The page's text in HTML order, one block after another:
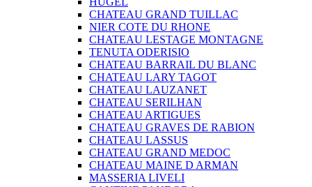
CHATEAU GRAND TUILLAC
NIER COTE DU RHONE
CHATEAU LESTAGE MONTAGNE
TENUTA ODERISIO
CHATEAU BARRAIL DU BLANC
CHATEAU LARY TAGOT
CHATEAU LAUZANET
CHATEAU SERILHAN
CHATEAU ARTIGUES
CHATEAU GRAVES DE RABION
CHATEAU LASSUS
CHATEAU GRAND MEDOC
CHATEAU MAINE D ARMAN
MASSERIA LIVELI